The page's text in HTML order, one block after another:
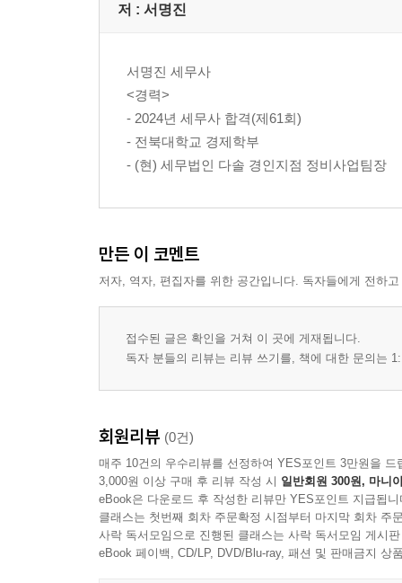
1. 상속세
2. 증여세
3. 재산평가
4. 신고와 납부
저 : 서명진
서명진 세무사
<경력>
- 2024년 세무사 합격(제61회)
- 전북대학교 경제학부
- (현) 세무법인 다솔 경인지점 정비사업팀장
만든 이 코멘트
저자, 역자, 편집자를 위한 공간입니다. 독자들에게 전하
접수된 글은 확인을 거쳐 이 곳에 게재됩니다.
독자 분들의 리뷰는 리뷰 쓰기를, 책에 대한 문의는
회원리뷰 (0건)
매주 10건의 우수리뷰를 선정하여 YES포인트 3만원을 드
3,000원 이상 구매 후 리뷰 작성 시 일반회원 300원, 마니
eBook은 다운로드 후 작성한 리뷰만 YES포인트 지급됩니
클래스는 첫번째 회차 주문확정 시점부터 마지막 회차 주
사락 독서모임으로 진행된 클래스는 사락 독서모임 게시
eBook 페이백, CD/LP, DVD/Blu-ray, 패션 및 판매금지 상